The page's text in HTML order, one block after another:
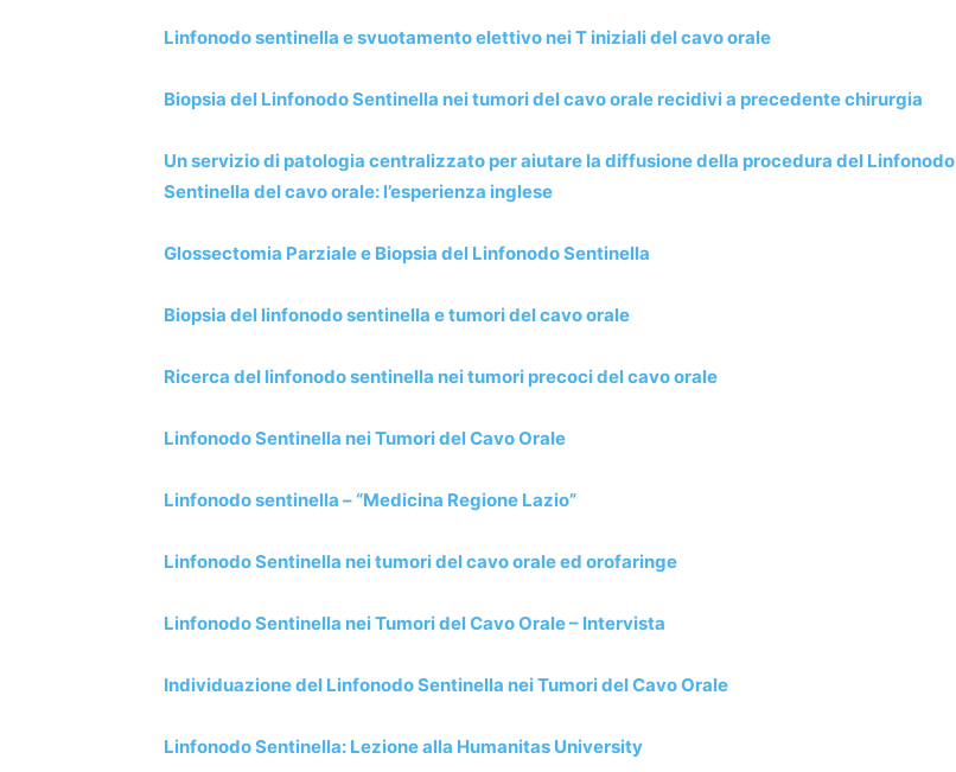
Linfonodo sentinella e svuotamento elettivo nei T iniziali del cavo orale
Biopsia del Linfonodo Sentinella nei tumori del cavo orale recidivi a precedente chirurgia
Un servizio di patologia centralizzato per aiutare la diffusione della procedura del Linfonodo
Sentinella del cavo orale: l’esperienza inglese
Glossectomia Parziale e Biopsia del Linfonodo Sentinella
Biopsia del linfonodo sentinella e tumori del cavo orale
Ricerca del linfonodo sentinella nei tumori precoci del cavo orale
Linfonodo Sentinella nei Tumori del Cavo Orale
Linfonodo sentinella – “Medicina Regione Lazio”
Linfonodo Sentinella nei tumori del cavo orale ed orofaringe
Linfonodo Sentinella nei Tumori del Cavo Orale – Intervista
Individuazione del Linfonodo Sentinella nei Tumori del Cavo Orale
Linfonodo Sentinella: Lezione alla Humanitas University